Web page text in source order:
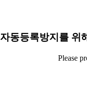
자동등록방지를 위
Please